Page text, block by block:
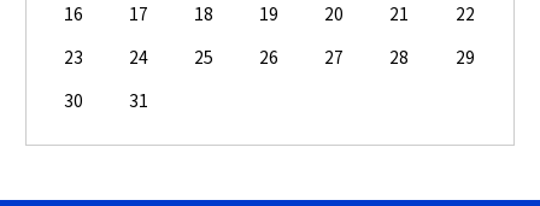
16
17 18 19 20 21
22
23
24 25 26 27 28
29
30
31